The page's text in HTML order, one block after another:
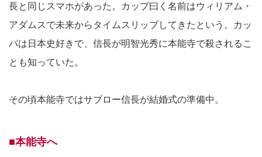
長と同じスマホがあった。カップ曰く名前はウィリアム・
アダムスで未来からタイムスリップしてきたという。カッ
パは日本史好きで、信長が明智光秀に本能寺で殺されるこ
とも知っていた。
その頃本能寺ではサブロー信長が結婚式の準備中。
■本能寺へ